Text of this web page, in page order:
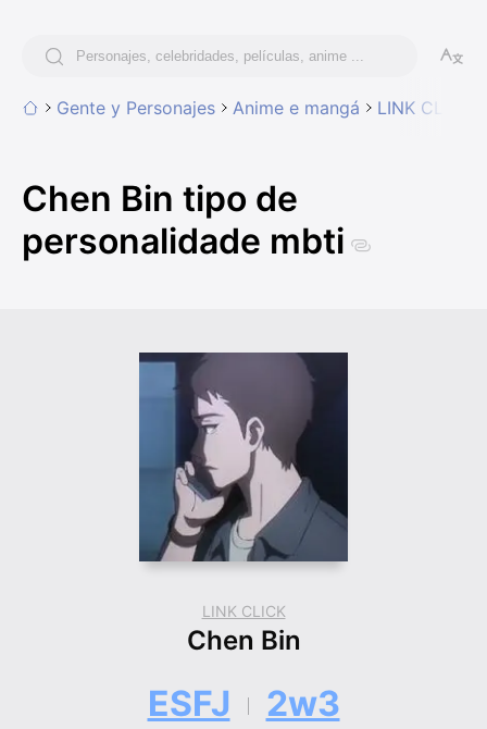
Gente y Personajes Anime e mangá LINK CLICK
Chen Bin tipo de
personalidade mbti
LINK CLICK
Chen Bin
ESFJ 2w3